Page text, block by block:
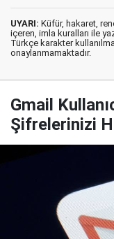
UYARI: Küfür, hakaret,
içeren, imla kuralları ile
Türkçe karakter
onaylanmamaktadır.
Gmail
Şifrelerinizi